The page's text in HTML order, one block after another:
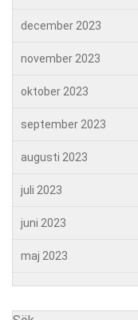
december 2023
november 2023
oktober 2023
september 2023
augusti 2023
juli 2023
juni 2023
maj 2023